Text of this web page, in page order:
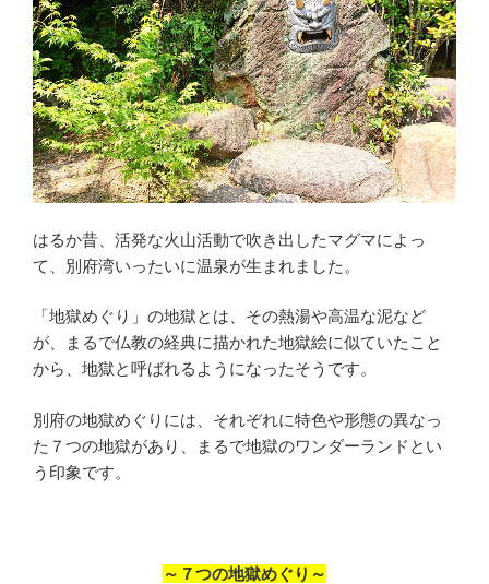
はるか昔、活発な火山活動で吹き出したマグマによっ
て、別府湾いったいに温泉が生まれました。
「地獄めぐり」の地獄とは、その熱湯や高温な泥など
が、まるで仏教の経典に描かれた地獄絵に似ていたこと
から、地獄と呼ばれるようになったそうです。
別府の地獄めぐりには、それぞれに特色や形態の異なっ
た７つの地獄があり、まるで地獄のワンダーランドとい
う印象です。
～７つの地獄めぐり～